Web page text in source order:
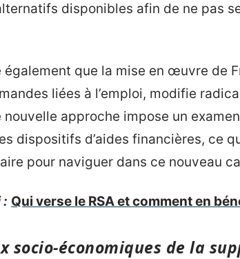
disponibles afin de ne pas
également que la mise en œuvre de
liées à l’emploi, modifie
nouvelle approche impose un
dispositifs d’aides financières, ce
pour naviguer dans ce nouveau
: Qui verse le RSA et comment en
socio-économiques de la